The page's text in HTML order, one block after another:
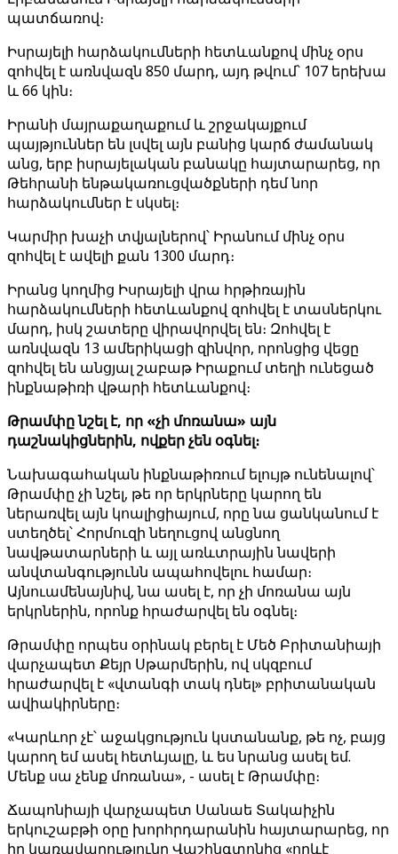
պատճառով։
Իսրայելի հարձակումների հետևանքով մինչ օրս
զոհվել է առնվազն 850 մարդ, այդ թվում՝ 107 երեխա
և 66 կին։
Իրանի մայրաքաղաքում և շրջակայքում
պայթյուններ են լսվել այն բանից կարճ ժամանակ
անց, երբ իսրայելական բանակը հայտարարեց, որ
Թեհրանի ենթակառուցվածքների դեմ նոր
հարձակումներ է սկսել։
Կարմիր խաչի տվյալներով՝ Իրանում մինչ օրս
զոհվել է ավելի քան 1300 մարդ։
Իրանց կողմից Իսրայելի վրա հրթիռային
հարձակումների հետևանքով զոհվել է տասներկու
մարդ, իսկ շատերը վիրավորվել են։ Զոհվել է
առնվազն 13 ամերիկացի զինվոր, որոնցից վեցը
զոհվել են անցյալ շաբաթ Իրաքում տեղի ունեցած
ինքնաթիռի վթարի հետևանքով։
Թրամփը նշել է, որ «չի մոռանա» այն
դաշնակիցներին, ովքեր չեն օգնել։
Նախագահական ինքնաթիռում ելույթ ունենալով՝
Թրամփը չի նշել, թե որ երկրները կարող են
ներառվել այն կոալիցիայում, որը նա ցանկանում է
ստեղծել՝ Հորմուզի նեղուցով անցնող
նավթատարների և այլ առևտրային նավերի
անվտանգությունն ապահովելու համար։
Այնուամենայնիվ, նա ասել է, որ չի մոռանա այն
երկրներին, որոնք հրաժարվել են օգնել։
Թրամփը որպես օրինակ բերել է Մեծ Բրիտանիայի
վարչապետ Քեյր Սթարմերին, ով սկզբում
հրաժարվել է «վտանգի տակ դնել» բրիտանական
ավիակիրները։
«Կարևոր չէ՝ աջակցություն կստանանք, թե ոչ, բայց
կարող եմ ասել հետևյալը, և ես նրանց ասել եմ.
Մենք սա չենք մոռանա», - ասել է Թրամփը։
Ճապոնիայի վարչապետ Սանաե Տակաիչին
երկուշաբթի օրը խորհրդարանին հայտարարեց, որ
իր կառավարությունը Վաշինգտոնից «որևէ